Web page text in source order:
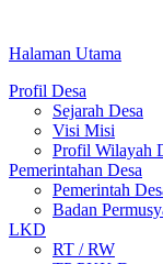
Halaman Utama
Profil Desa
Sejarah Desa
Visi Misi
Profil Wilayah
Pemerintahan Desa
Pemerintah
Badan
LKD
RT / RW